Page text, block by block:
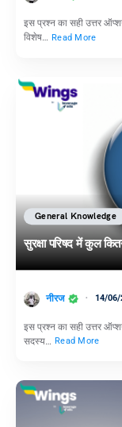
इस प्रश्न का सही उत्तर
विशेष… Read More
General Knowledge
सुरक्षा परिषद में कुल
नीरज 14/06/
इस प्रश्न का सही उत्तर
सदस्य… Read More